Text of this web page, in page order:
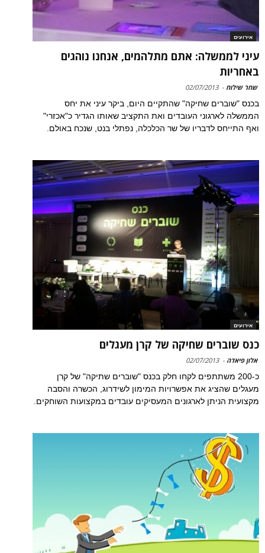
אירועים
עיני לממשלה: אתם מתלהמים, אנחנו נוהגים
באחריות
שחר שילוח -
02/07/2013
בכנס "שוברים שחיקה" שהתקיים היום, ביקר עיני את יחס
הממשלה לארגוני העובדים ואת התקציב שאותו הגדיר כ"אכזרי"
ואף התייחס לדבריו של שר הכלכלה, נפתלי בנט, שנכח באולם.
אירועים
כנס שוברים שחיקה של קרן מעגלים
אלון פיאדה -
02/07/2013
כ-200 משתתפים לקחו חלק בכנס "שוברים שתיקה" של קרן
מעגלים שהציג את אפשרויות המימון לשידרוג, הכשרה והסבה
מקצועית הניתן לארגונים המעסיקים עובדים במקצועות השוחקים.